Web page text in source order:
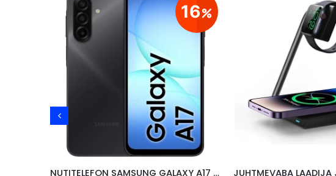
16
NUTITELEFON SAMSUNG GALAXY A17 4G, 4GB/128GB, MUST